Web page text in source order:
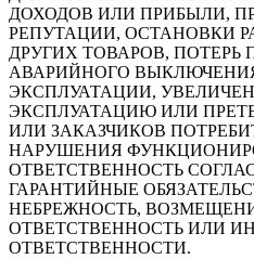
ДОХОДОВ ИЛИ ПРИБЫЛИ,
РЕПУТАЦИИ, ОСТАНОВКИ
ДРУГИХ ТОВАРОВ, ПОТЕРЬ
АВАРИЙНОГО
ЭКСПЛУАТАЦИИ,
ЭКСПЛУАТАЦИЮ ИЛИ
ИЛИ ЗАКАЗЧИКОВ
НАРУШЕНИЯ
ОТВЕТСТВЕННОСТЬ
ГАРАНТИЙНЫЕ
НЕБРЕЖНОСТЬ,
ОТВЕТСТВЕННОСТЬ ИЛИ
ОТВЕТСТВЕННОСТИ.